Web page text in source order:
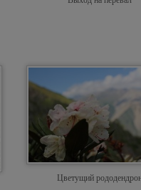
Цветущий